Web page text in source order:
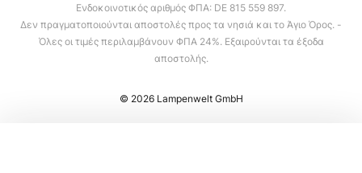
Ενδοκοινοτικός αριθμός ΦΠΑ: DE 815 559 897.
Δεν πραγματοποιούνται αποστολές προς τα νησιά και το Άγιο Όρος. -
Όλες οι τιμές περιλαμβάνουν ΦΠΑ 24%. Εξαιρούνται τα έξοδα
αποστολής.
© 2026 Lampenwelt GmbH